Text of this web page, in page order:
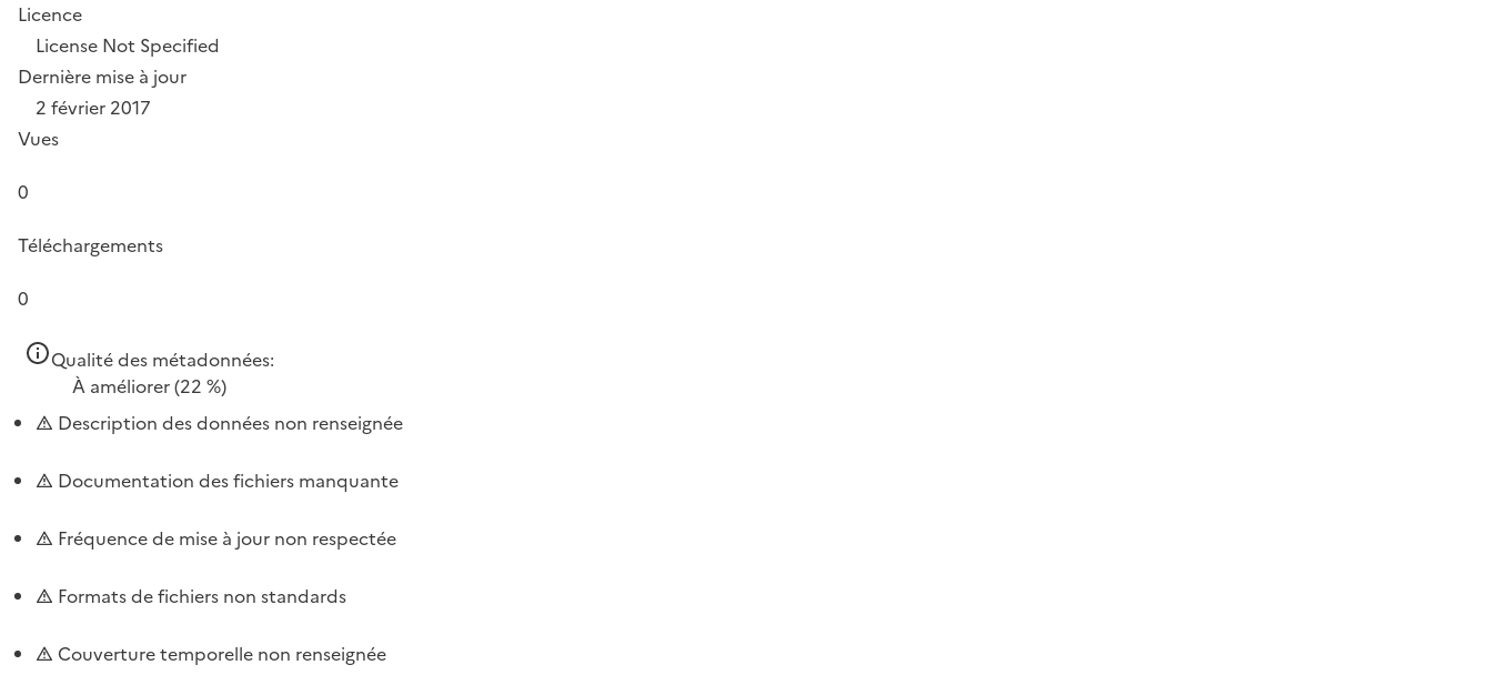
Licence
License Not Specified
Dernière mise à jour
2 février 2017
Vues
0
Téléchargements
0
Qualité des métadonnées:
À améliorer(22 %)
Description des données non renseignée
Documentation des fichiers manquante
Fréquence de mise à jour non respectée
Formats de fichiers non standards
Couverture temporelle non renseignée